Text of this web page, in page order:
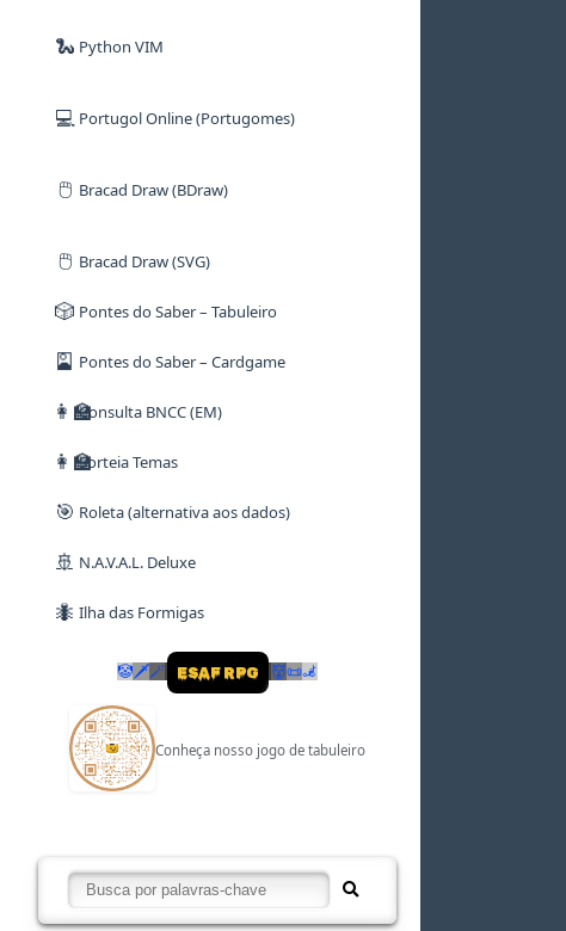
🐍 Python VIM
💻 Portugol Online (Portugomes)
🖱️ Bracad Draw (BDraw)
🖱️ Bracad Draw (SVG)
🎲 Pontes do Saber – Tabuleiro
🎴 Pontes do Saber – Cardgame
👩‍🏫Consulta BNCC (EM)
👩‍🏫Sorteia Temas
🎯 Roleta (alternativa aos dados)
🚢 N.A.V.A.L. Deluxe
🐜 Ilha das Formigas
🤡🗡🪄 ESAF RPG 👹📜🦼
Conheça nosso jogo de tabuleiro